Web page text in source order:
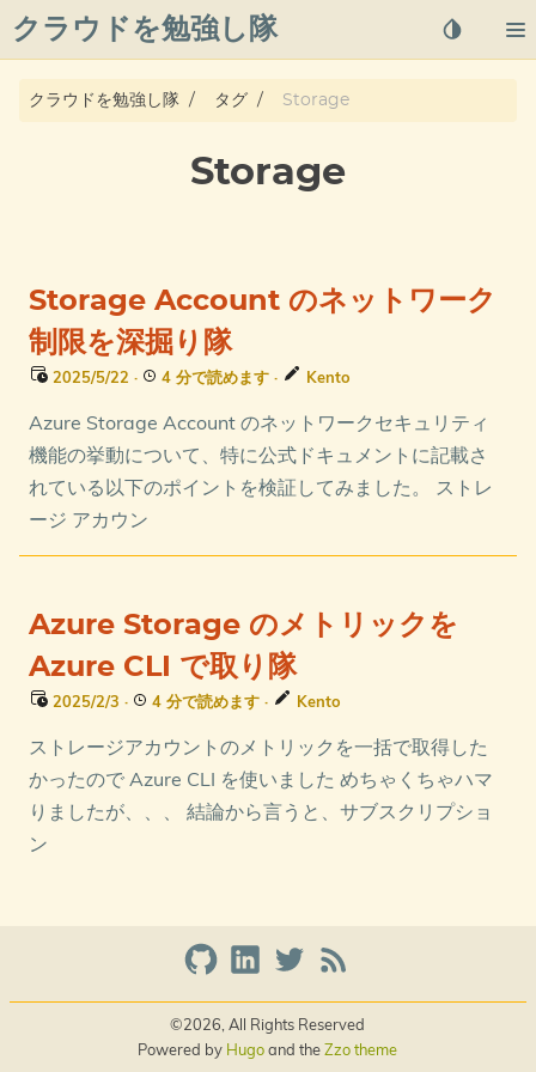
クラウドを勉強し隊
About
azure overview
タグ
クラウドを勉強し隊 タグ Storage
Storage
Storage Account のネットワーク
制限を深掘り隊
2025/5/22 · 4 分で読めます · Kento
Azure Storage Account のネットワークセキュリティ
機能の挙動について、特に公式ドキュメントに記載さ
れている以下のポイントを検証してみました。 ストレ
ージ アカウン
Azure Storage のメトリックを
Azure CLI で取り隊
2025/2/3 · 4 分で読めます · Kento
ストレージアカウントのメトリックを一括で取得した
かったので Azure CLI を使いました めちゃくちゃハマ
りましたが、、、 結論から言うと、サブスクリプショ
ン
©2026, All Rights Reserved
Powered by Hugoand theZzo theme